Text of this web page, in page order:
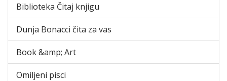
Biblioteka Čitaj knjigu
Dunja Bonacci čita za vas
Book &amp; Art
Omiljeni pisci